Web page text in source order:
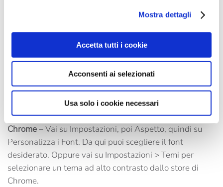
Mostra dettagli
Accetta tutti i cookie
Acconsenti ai selezionati
Usa solo i cookie necessari
– Seleziona Opzioni, poi Contenuti,
quindi Font e Colori per scegliere l’opzione più adatta a
– Vai su Preferenze, quindi sul pannello Aspetto.
Clicca sul pulsante Seleziona accanto ai campi del font
per modificare la visualizzazione.
Chrome– Vai su Impostazioni, poi Aspetto, quindi su
Personalizza i Font. Da qui puoi scegliere il font
desiderato. Oppure vai su Impostazioni > Temi per
selezionare un tema ad alto contrasto dallo store di
Chrome.